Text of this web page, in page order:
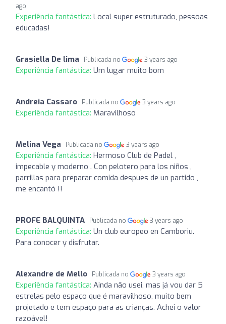
ago
Experiência fantástica: Local super estruturado, pessoas
educadas!
Grasiella De lima Publicada no 3 years ago
Experiência fantástica: Um lugar muito bom
Andreia Cassaro Publicada no 3 years ago
Experiência fantástica: Maravilhoso
Melina Vega Publicada no 3 years ago
Experiência fantástica: Hermoso Club de Padel ,
impecable y moderno . Con pelotero para los niños ,
parrillas para preparar comida despues de un partido ,
me encantó !!
PROFE BALQUINTA Publicada no 3 years ago
Experiência fantástica: Un club europeo en Camboriu.
Para conocer y disfrutar.
Alexandre de Mello Publicada no 3 years ago
Experiência fantástica: Ainda não usei, mas já vou dar 5
estrelas pelo espaço que é maravilhoso, muito bem
projetado e tem espaço para as crianças. Achei o valor
razoável!